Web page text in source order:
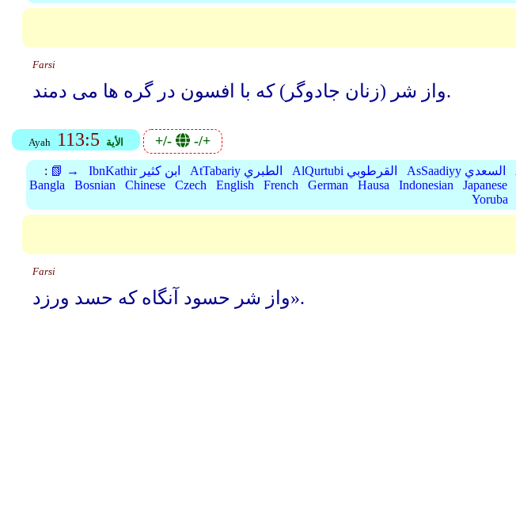
Farsi
واز شر (زنان جادوگر) که با افسون در گره ها می دمند.
Ayah 113:5 الأية +/- -/+
: 📗 → IbnKathir ابن كثير AtTabariy الطبري AlQurtubi القرطوبي AsSaadiyy السعدي
Bangla
Bosnian Chinese Czech English French German Hausa Indonesian Japanese
Yoruba
Farsi
واز شر حسود آنگاه که حسد ورزد».